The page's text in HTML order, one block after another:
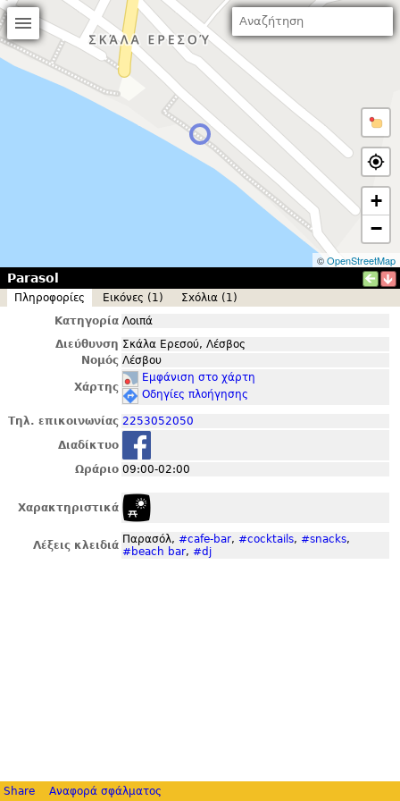
+
−
©OpenStreetMap
Parasol
Πληροφορίες Εικόνες (1)
Σxόλια (1)
Κατηγορία Λοιπά
Διεύθυνση Σκάλα Ερεσού, Λέσβος
Νομός Λέσβου
Χάρτης
Εμφάνιση στο χάρτη
Οδηγίες πλοήγησης
Τηλ. επικοινωνίας 2253052050
Διαδίκτυο
Ωράριο 09:00-02:00
Χαρακτηριστικά
Λέξεις κλειδιά Παρασόλ, #cafe-bar, #cocktails, #snacks,
#beach bar, #dj
Share Αναφορά σφάλματος